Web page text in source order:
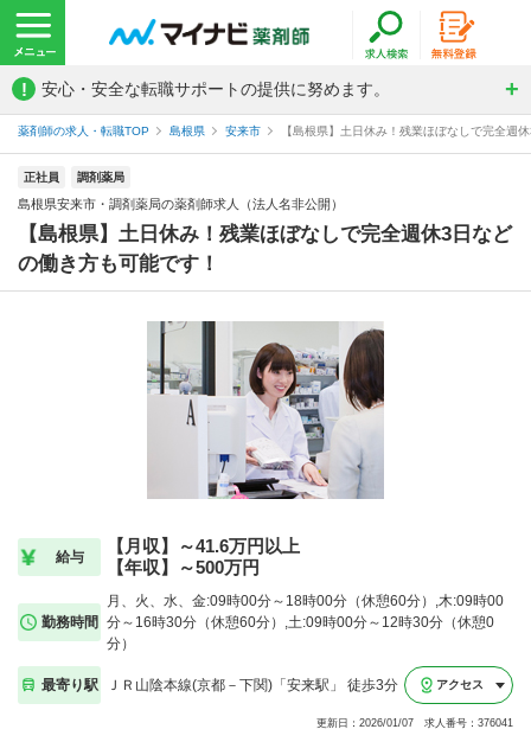
! 安心・安全な転職サポートの提供に努めます。
薬剤師の求人・転職TOP 島根県 安来市 【島根県】土日休み！残業ほぼなしで完全週
正社員 調剤薬局
島根県安来市・調剤薬局の薬剤師求人（法人名非公開）
【島根県】土日休み！残業ほぼなしで完全週休3日など
の働き方も可能です！
給与
【月収】～41.6万円以上
【年収】～500万円
勤務時間
月、火、水、金:09時00分～18時00分（休憩60分）,木:09時00
分～16時30分（休憩60分）,土:09時00分～12時30分（休憩0
分）
最寄り駅 ＪＲ山陰本線(京都－下関)「安来駅」 徒歩3分 アクセス
更新日：2026/01/07 求人番号：376041